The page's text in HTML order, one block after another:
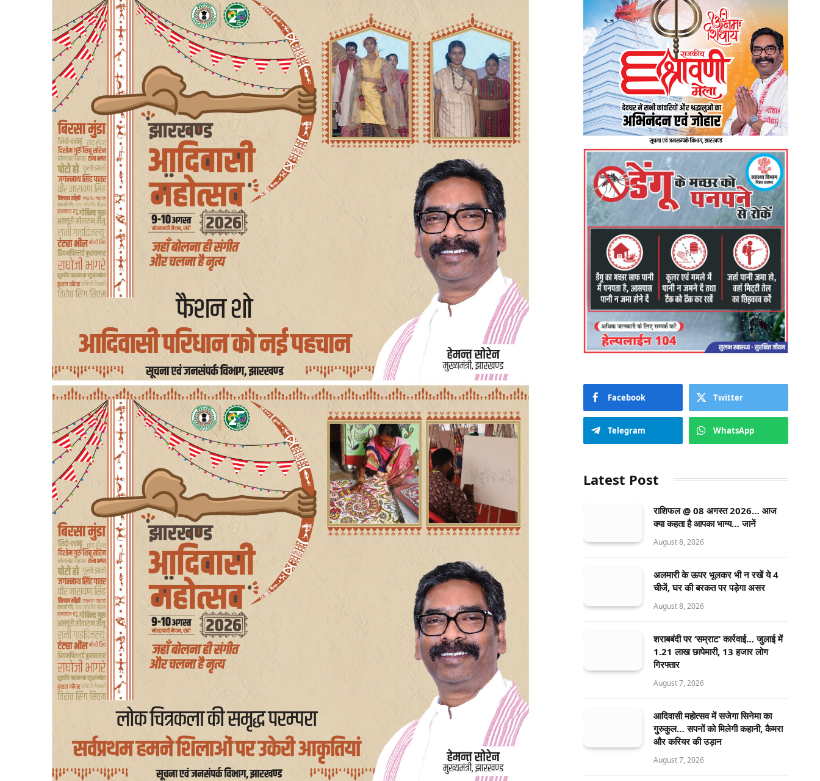
Facebook Twitter
Telegram WhatsApp
Latest Post
राशिफल @ 08 अगस्त 2026… आज
क्या कहता है आपका भाग्य… जानें
August 8, 2026
अलमारी के ऊपर भूलकर भी न रखें ये 4
चीजें, घर की बरकत पर पड़ेगा असर
August 8, 2026
शराबबंदी पर ‘सम्राट’ कार्रवाई… जुलाई में
1.21 लाख छापेमारी, 13 हजार लोग
गिरफ्तार
August 7, 2026
आदिवासी महोत्सव में सजेगा सिनेमा का
गुरुकुल… सपनों को मिलेगी कहानी, कैमरा
और करियर की उड़ान
August 7, 2026